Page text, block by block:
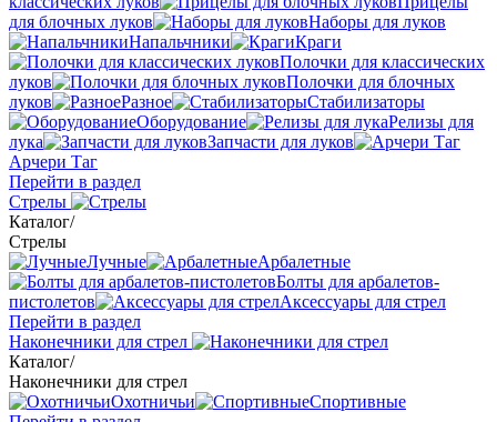
для блочных луков
Наборы для луков
Напальчники
Краги
Полочки для классических
луков
Полочки для блочных
луков
Разное
Стабилизаторы
Оборудование
Релизы для
лука
Запчасти для луков
Арчери Таг
Перейти в раздел
Стрелы
Каталог/
Стрелы
Лучные
Арбалетные
Болты для арбалетов-
пистолетов
Аксессуары для стрел
Перейти в раздел
Наконечники для стрел
Каталог/
Наконечники для стрел
Охотничьи
Спортивные